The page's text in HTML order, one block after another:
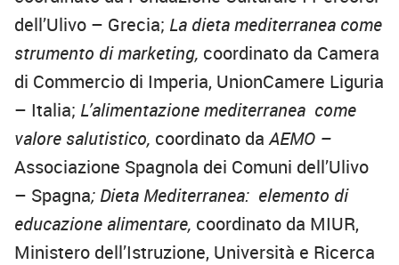
dell’Ulivo – Grecia; La dieta mediterranea come
strumento di marketing, coordinato da Camera
di Commercio di Imperia, UnionCamere Liguria
– Italia; L’alimentazione mediterranea come
valore salutistico, coordinato daAEMO –
Associazione Spagnola dei Comuni dell’Ulivo
– Spagna; Dieta Mediterranea: elemento di
educazione alimentare, coordinato da MIUR,
Ministero dell’Istruzione, Università e Ricerca